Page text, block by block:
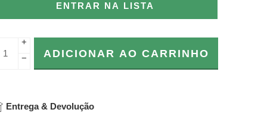
ENTRAR NA LISTA
+
−
ADICIONAR AO CARRINHO
Entrega & Devolução